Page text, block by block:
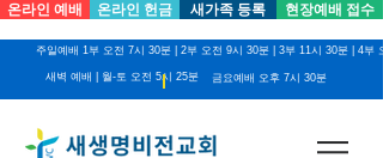
온라인 예배 온라인 헌금 새가족 등록 현장예배 접수
새벽 예배 | 월-토 오전 5시 25분
주일예배 1부 오전 7시 30분 | 2부 오전 9시 30분 | 3부 11시 30분 | 4부
금요예배 오후 7시 30분